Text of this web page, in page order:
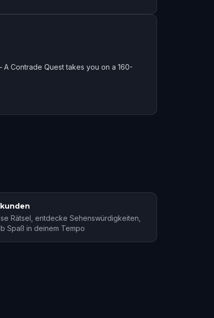
A Contrade Quest takes you on a 160-
Rätsel, entdecke Sehenswürdigkeiten,
Spaß in deinem Tempo